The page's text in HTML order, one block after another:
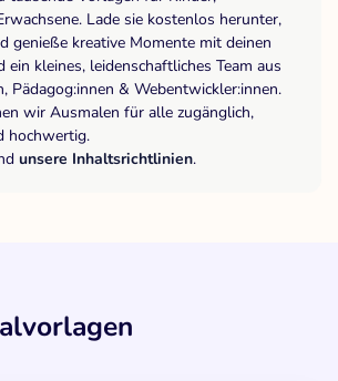
Lade sie kostenlos herunter,
genieße kreative Momente mit deinen
ein kleines, leidenschaftliches Team aus
Pädagog:innen & Webentwickler:innen.
wir Ausmalen für alle zugänglich,
hochwertig.
unsere Inhaltsrichtlinien.